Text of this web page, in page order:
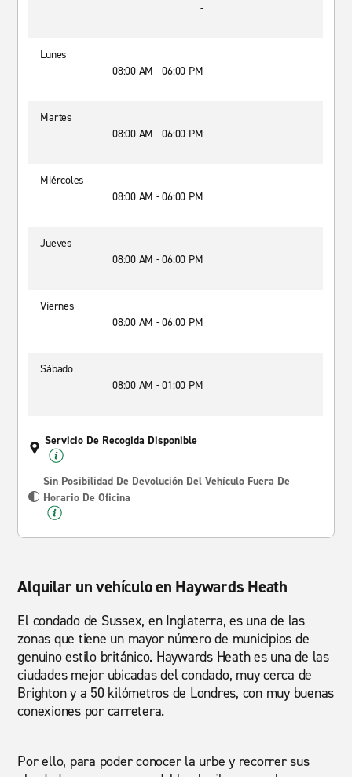
-
Lunes
08:00 AM - 06:00 PM
Martes
08:00 AM - 06:00 PM
Miércoles
08:00 AM - 06:00 PM
Jueves
08:00 AM - 06:00 PM
Viernes
08:00 AM - 06:00 PM
Sábado
08:00 AM - 01:00 PM
Servicio De Recogida Disponible
Sin Posibilidad De Devolución Del Vehículo Fuera De
Horario De Oficina
Alquilar un vehículo en Haywards Heath
El condado de Sussex, en Inglaterra, es una de las
zonas que tiene un mayor número de municipios de
genuino estilo británico. Haywards Heath es una de las
ciudades mejor ubicadas del condado, muy cerca de
Brighton y a 50 kilómetros de Londres, con muy buenas
conexiones por carretera.
Por ello, para poder conocer la urbe y recorrer sus